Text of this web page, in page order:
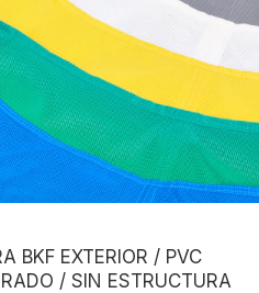
BKF EXTERIOR / PVC
/ SIN ESTRUCTURA